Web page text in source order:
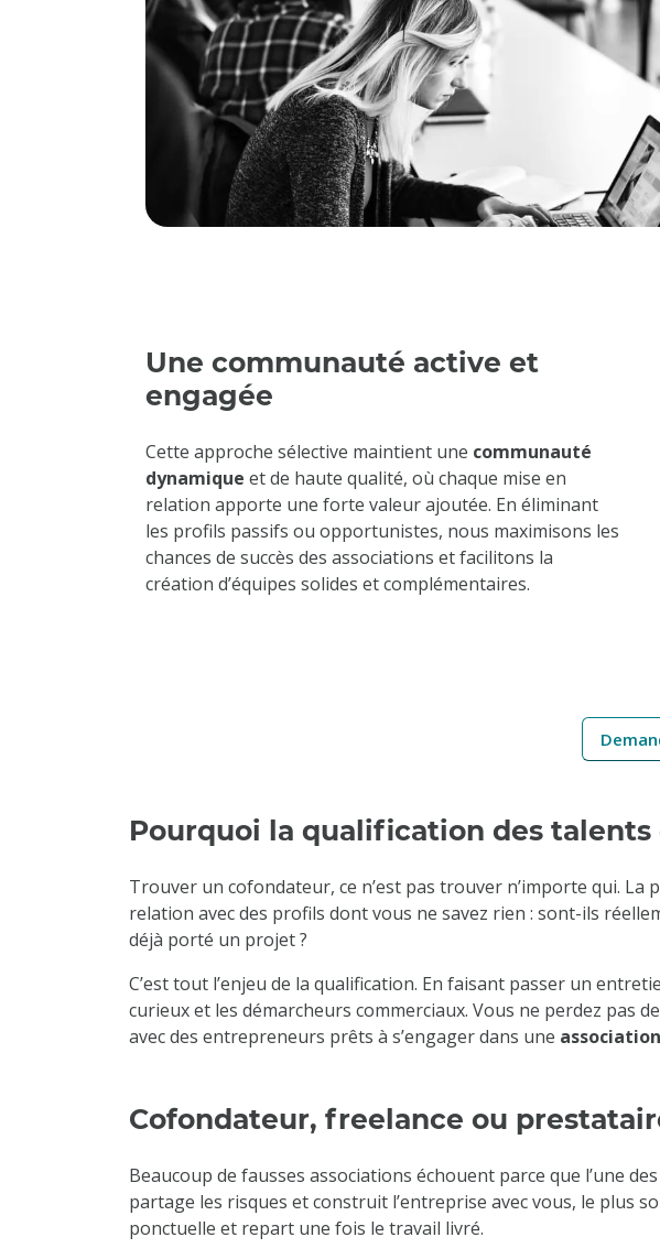
Une communauté active et
engagée
Cette approche sélective maintient une communauté
dynamique et de haute qualité, où chaque mise en
relation apporte une forte valeur ajoutée. En éliminant
les profils passifs ou opportunistes, nous maximisons les
chances de succès des associations et facilitons la
création d’équipes solides et complémentaires.
Pourquoi la qualification des
Trouver un cofondateur, ce n’est pas trouver n’importe qui.
relation avec des profils dont vous ne savez rien : sont-ils
déjà porté un projet ?
C’est tout l’enjeu de la qualification. En faisant passer un
curieux et les démarcheurs commerciaux. Vous ne perdez pas
avec des entrepreneurs prêts à s’engager dans une
Cofondateur, freelance ou
Beaucoup de fausses associations échouent parce que l’une
partage les risques et construit l’entreprise avec vous, le plus
ponctuelle et repart une fois le travail livré.